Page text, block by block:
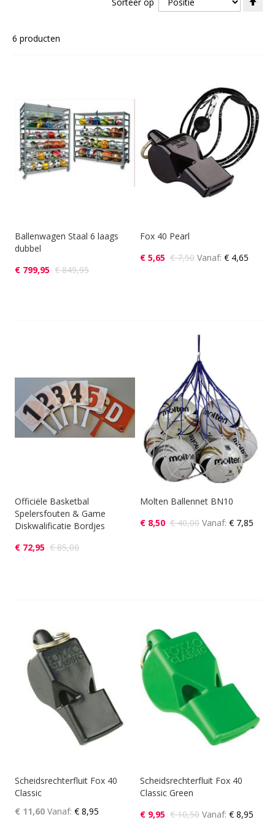
6 producten
Ballenwagen Staal 6 laags
dubbel
€ 799,95 € 849,95
Fox 40 Pearl
€ 5,65 € 7,50 Vanaf € 4,65
Officiële Basketbal
Spelersfouten & Game
Diskwalificatie Bordjes
€ 72,95 € 85,00
Molten Ballennet BN10
€ 8,50 € 40,00 Vanaf € 7,85
Scheidsrechterfluit Fox 40
Classic
€ 11,60 Vanaf € 8,95
Scheidsrechterfluit Fox 40
Classic Green
€ 9,95 € 10,50 Vanaf € 8,95